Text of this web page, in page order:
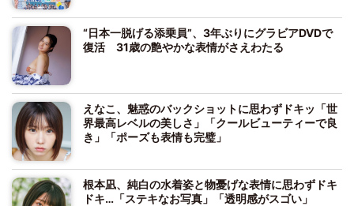
“日本一脱げる添乗員”、3年ぶりにグラビアDVDで
復活 31歳の艶やかな表情がさえわたる
えなこ、魅惑のバックショットに思わずドキッ「世
界最高レベルの美しさ」「クールビューティーで良
き」「ポーズも表情も完璧」
根本凪、純白の水着姿と物憂げな表情に思わずドキ
ドキ…「ステキなお写真」「透明感がスゴい」